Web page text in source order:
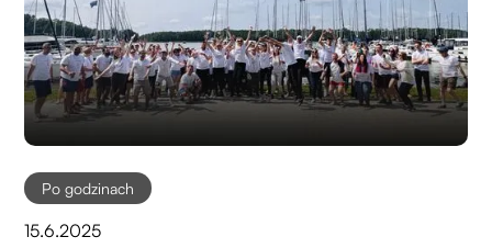
Po godzinach
15.6.2025